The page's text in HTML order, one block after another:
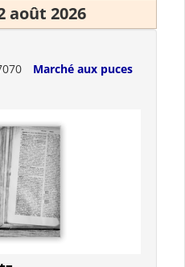
août 2026
Marché aux puces